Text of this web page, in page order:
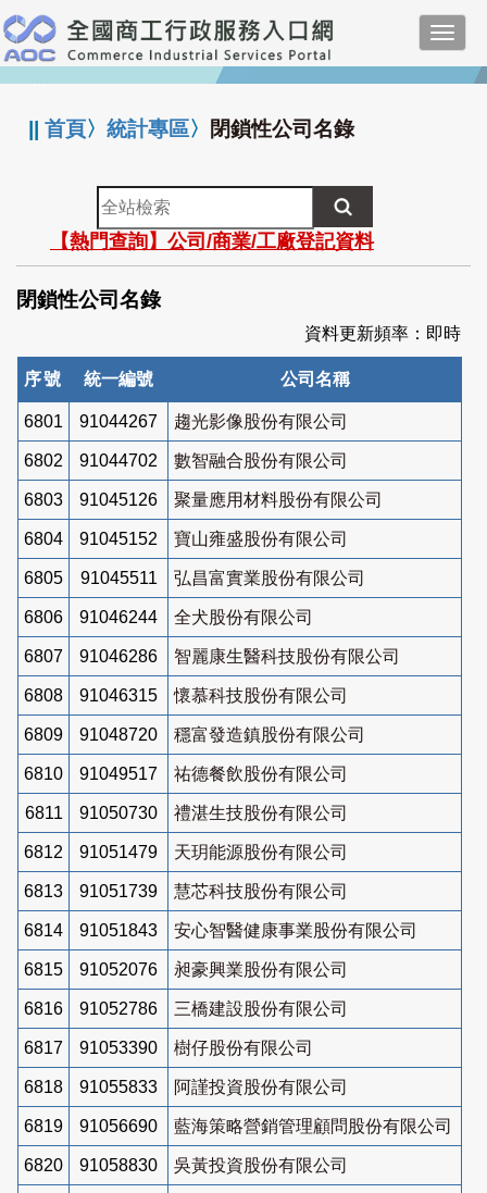
跳
到
主
要
:::
||首頁〉統計專區〉 閉鎖性公司名錄
全
站
檢
索
【熱門查詢】公司/商業/工廠登記資料
閉鎖性公司名錄
資料更新頻率：即時
序號 統一編號 公司名稱
6801 91044267 趨光影像股份有限公司
6802 91044702 數智融合股份有限公司
6803 91045126 聚量應用材料股份有限公司
6804 91045152 寶山雍盛股份有限公司
6805 91045511 弘昌富實業股份有限公司
6806 91046244 全犬股份有限公司
6807 91046286 智麗康生醫科技股份有限公司
6808 91046315 懷慕科技股份有限公司
6809 91048720 穩富發造鎮股份有限公司
6810 91049517 祐德餐飲股份有限公司
6811 91050730 禮湛生技股份有限公司
6812 91051479 天玥能源股份有限公司
6813 91051739 慧芯科技股份有限公司
6814 91051843 安心智醫健康事業股份有限公司
6815 91052076 昶豪興業股份有限公司
6816 91052786 三橋建設股份有限公司
6817 91053390 樹仔股份有限公司
6818 91055833 阿謹投資股份有限公司
6819 91056690 藍海策略營銷管理顧問股份有限公司
6820 91058830 吳黃投資股份有限公司